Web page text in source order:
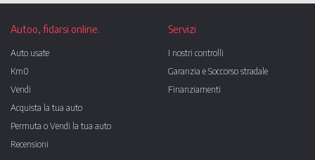
Autoo, fidarsi online.
Auto usate
Km0
Vendi
Acquista la tua auto
Permuta o Vendi la tua auto
Recensioni
Servizi
I nostri controlli
Garanzia e Soccorso stradale
Finanziamenti